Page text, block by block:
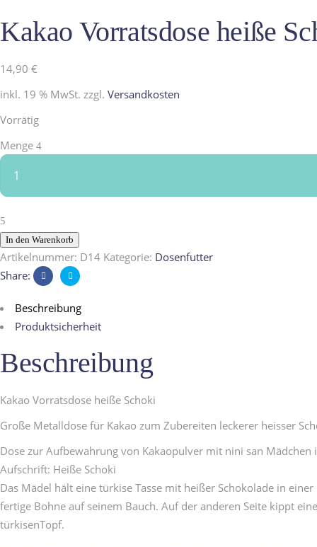
Kakao Vorratsdose heiße
14,90 €
inkl. 19 % MwSt. zzgl. Versandkosten
Vorrätig
Kakao
Vorratsdose
heiße
Schoki
quantity
Menge
In den Warenkorb
Artikelnummer: D14 Kategorie: Dosenfutter
Share:
Beschreibung
Produktsicherheit
Beschreibung
Kakao Vorratsdose heiße Schoki
Große Metalldose für Kakao zum Zubereiten leckerer heisser
Dose zur Aufbewahrung von Kakaopulver mit nini san Mädchen
Aufschrift: Heiße Schoki
Das Mädel hält eine türkise Tasse mit heißer Schokolade in
fertige Bohne auf seinem Bauch. Auf der anderen Seite kippt
türkisenTopf.